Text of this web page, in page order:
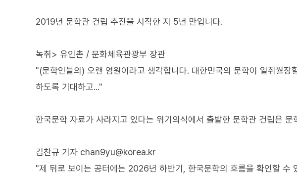
2019년 문학관 건립 추진을 시작한 지 5년 만입니다.
녹취> 유인촌 / 문화체육관광부 장관
"(문학인들의) 오랜 염원이라고 생각합니다. 대한민국의 문학이 일취월
하도록 기대하고..."
한국문학 자료가 사라지고 있다는 위기의식에서 출발한 문학관 건립은 문
김찬규 기자 chan9yu@korea.kr
"제 뒤로 보이는 공터에는 2026년 하반기, 한국문학의 흐름을 확인할 수